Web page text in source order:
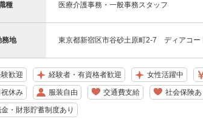
種 医療介護事務・一般事務スタッフ
務地 東京都新宿区市谷砂土原町2-7 ディアコ
歓迎 経験者・有資格者歓迎 女性活躍中
休み 服装自由 交通費支給 社会保険あ
・財形貯蓄制度あり